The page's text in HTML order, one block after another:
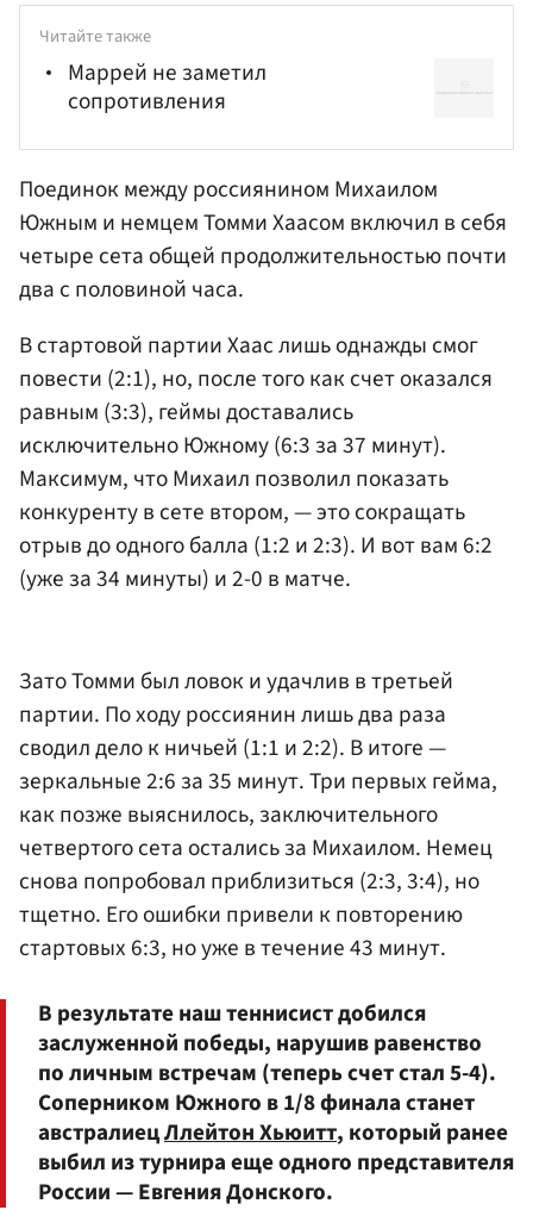
Читайте также
Маррей не заметил
сопротивления
Поединок между россиянином Михаилом
Южным и немцем Томми Хаасом включил в себя
четыре сета общей продолжительностью почти
два с половиной часа.
В стартовой партии Хаас лишь однажды смог
повести (2:1), но, после того как счет оказался
равным (3:3), геймы доставались
исключительно Южному (6:3 за 37 минут).
Максимум, что Михаил позволил показать
конкуренту в сете втором, — это сокращать
отрыв до одного балла (1:2 и 2:3). И вот вам 6:2
(уже за 34 минуты) и 2-0 в матче.
Зато Томми был ловок и удачлив в третьей
партии. По ходу россиянин лишь два раза
сводил дело к ничьей (1:1 и 2:2). В итоге —
зеркальные 2:6 за 35 минут. Три первых гейма,
как позже выяснилось, заключительного
четвертого сета остались за Михаилом. Немец
снова попробовал приблизиться (2:3, 3:4), но
тщетно. Его ошибки привели к повторению
стартовых 6:3, но уже в течение 43 минут.
В результате наш теннисист добился
заслуженной победы, нарушив равенство
по личным встречам (теперь счет стал 5-4).
Соперником Южного в 1/8 финала станет
австралиецЛлейтон Хьюитт, который ранее
выбил из турнира еще одного представителя
России — Евгения Донского.